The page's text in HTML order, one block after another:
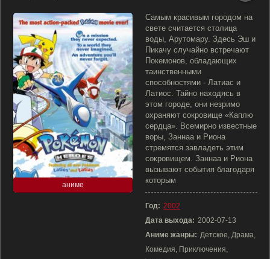
аниме
Самым красивым городом на
свете считается столица
воды, Арутомару. Здесь Эш и
Пикачу случайно встречают
Покемонов, обладающих
таинственными
способностями - Латиас и
Латиос. Тайно находясь в
этом городе, они незримо
охраняют сокровище «Каплю
сердца». Всемирно известные
воры, Заннаа и Риона
стремятся завладеть этим
сокровищем. Заннаа и Риона
вызывают события благодаря
которым
Год: 2002
Дата выхода: 2002-07-13
Аниме жанры: Детское, Драма,
Комедия, Приключения,